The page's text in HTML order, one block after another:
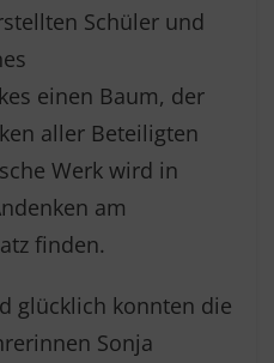
Schüler und
einen Baum, der
aller Beteiligten
Werk wird in
am
finden.
glücklich konnten die
Sonja